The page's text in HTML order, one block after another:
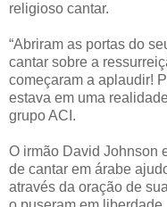
religioso cantar.
“Abriram as portas do
cantar sobre a
começaram a aplaudir!
estava em uma
grupo ACI.
O irmão David Johnson
de cantar em árabe
através da oração de